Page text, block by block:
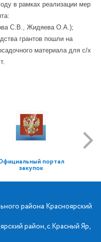
в рамках реализации мер
С.В., Жидяева О.А.);
грантов пошли на
материала для с/х
портал
закупок
района Красноярский
район, с.Красный Яр,